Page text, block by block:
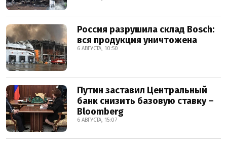
Россия разрушила склад Bosch:
вся продукция уничтожена
6 АВГУСТА, 10:50
Путин заставил Центральный
банк снизить базовую ставку –
Bloomberg
6 АВГУСТА, 15:07